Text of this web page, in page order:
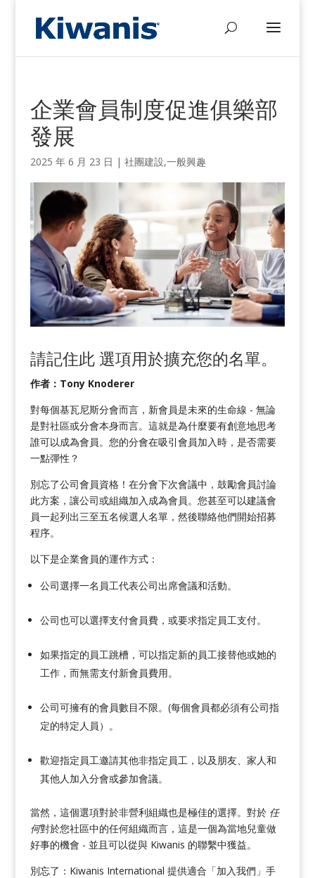
企業會員制度促進俱樂部
發展
2025 年 6 月 23 日 | 社團建設,一般興趣
請記住此選項用於擴充您的名單。
作者：Tony Knoderer
對每個基瓦尼斯分會而言，新會員是未來的生命線 - 無論
是對社區或分會本身而言。這就是為什麼要有創意地思考
誰可以成為會員。您的分會在吸引會員加入時，是否需要
一點彈性？
別忘了公司會員資格！在分會下次會議中，鼓勵會員討論
此方案，讓公司或組織加入成為會員。您甚至可以建議會
員一起列出三至五名候選人名單，然後聯絡他們開始招募
程序。
以下是企業會員的運作方式：
公司選擇一名員工代表公司出席會議和活動。
公司也可以選擇支付會員費，或要求指定員工支付。
如果指定的員工跳槽，可以指定新的員工接替他或她的
工作，而無需支付新會員費用。
公司可擁有的會員數目不限。(每個會員都必須有公司指
定的特定人員）。
歡迎指定員工邀請其他非指定員工，以及朋友、家人和
其他人加入分會或參加會議。
當然，這個選項對於非營利組織也是極佳的選擇。對於 任
何對於您社區中的任何組織而言，這是一個為當地兒童做
好事的機會 - 並且可以從與 Kiwanis 的聯繫中獲益。
別忘了：Kiwanis International 提供適合「加入我們」手